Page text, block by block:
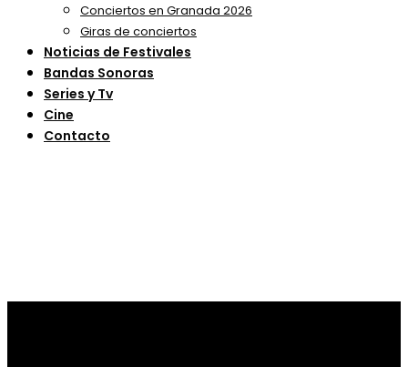
Conciertos en Granada 2026
Giras de conciertos
Noticias de Festivales
Bandas Sonoras
Series y Tv
Cine
Contacto